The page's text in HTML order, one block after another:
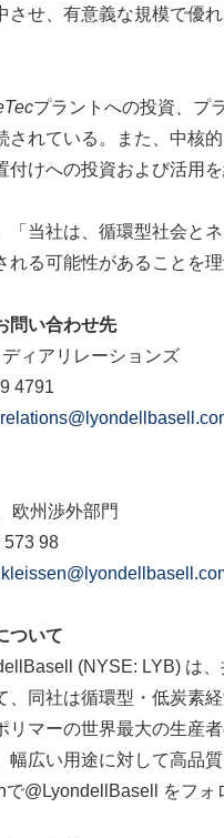
させ、有意義な規模で優
プラントへの投資、 プ
されている。また、中核
付けへの投資および活用を
「当社は、循環型社会と
れる可能性があることを
問い合わせ先
ィアリレーションズ
4791
欧州渉外部門
573 98
ついて
(NYSE: LYB) は
、同社は循環型・低炭素
リマーの世界最大の生産
幅広い用途に対して高品
で@LyondellBasell をフォ